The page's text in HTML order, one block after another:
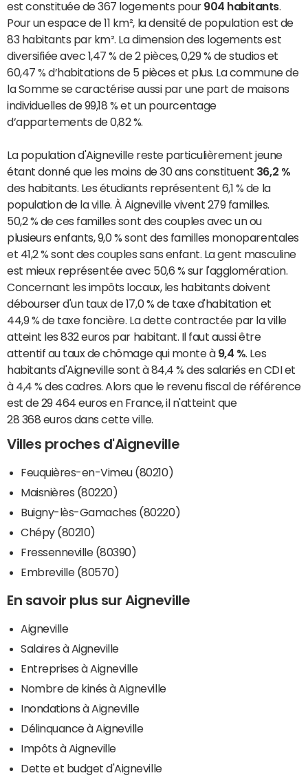
est constituée de 367 logements pour 904 habitants
Pour un espace de 11 km², la densité de population est de
83 habitants par km². La dimension des logements est
diversifiée avec 1,47 % de 2 pièces, 0,29 % de studios et
60,47 % d’habitations de 5 pièces et plus. La commune de
la Somme se caractérise aussi par une part de maisons
individuelles de 99,18 % et un pourcentage
d’appartements de 0,82 %.
La population d'Aigneville reste particulièrement jeune
étant donné que les moins de 30 ans constituent 36,2 %
des habitants. Les étudiants représentent 6,1 % de la
population de la ville. À Aigneville vivent 279 familles.
50,2 % de ces familles sont des couples avec un ou
plusieurs enfants, 9,0 % sont des familles monoparentales
et 41,2 % sont des couples sans enfant. La gent masculine
est mieux représentée avec 50,6 % sur l'agglomération.
Concernant les impôts locaux, les habitants doivent
débourser d'un taux de 17,0 % de taxe d'habitation et
44,9 % de taxe foncière. La dette contractée par la ville
atteint les 832 euros par habitant. Il faut aussi être
attentif au taux de chômage qui monte à 9,4 % . Les
habitants d'Aigneville sont à 84,4 % des salariés en CDI et
à 4,4 % des cadres. Alors que le revenu fiscal de référence
est de 29 464 euros en France, il n'atteint que
28 368 euros dans cette ville.
Villes proches d'Aigneville
Feuquières-en-Vimeu (80210)
Maisnières (80220)
Buigny-lès-Gamaches (80220)
Chépy (80210)
Fressenneville (80390)
Embreville (80570)
En savoir plus sur Aigneville
Aigneville
Salaires à Aigneville
Entreprises à Aigneville
Nombre de kinés à Aigneville
Inondations à Aigneville
Délinquance à Aigneville
Impôts à Aigneville
Dette et budget d'Aigneville